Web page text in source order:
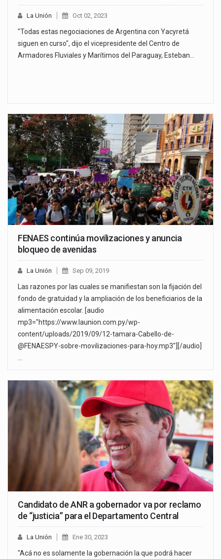
La Unión Oct 02, 2023
"Todas estas negociaciones de Argentina con Yacyretá
siguen en curso", dijo el vicepresidente del Centro de
Armadores Fluviales y Marítimos del Paraguay, Esteban…
FENAES continúa movilizaciones y anuncia
bloqueo de avenidas
La Unión Sep 09, 2019
Las razones por las cuales se manifiestan son la fijación del
fondo de gratuidad y la ampliación de los beneficiarios de la
alimentación escolar. [audio
mp3="https://www.launion.com.py/wp-
content/uploads/2019/09/12-tamara-Cabello-de-
@FENAESPY-sobre-movilizaciones-para-hoy.mp3"][/audio]
Candidato de ANR a gobernador va por reclamo
de “justicia” para el Departamento Central
La Unión Ene 30, 2023
"Acá no es solamente la gobernación la que podrá hacer